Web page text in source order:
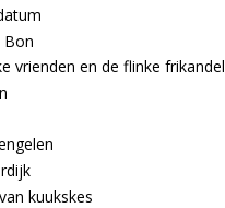
Bon
vrienden en de flinke frikandel
kuukskes